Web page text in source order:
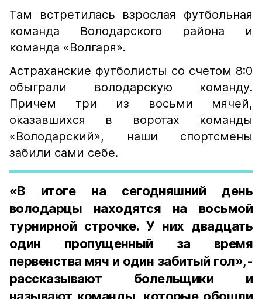
Там встретилась взрослая футбольная
команда Володарского района и
команда «Волгаря».
Астраханские футболисты со счетом 8:0
обыграли володарскую команду.
Причем три из восьми мячей,
оказавшихся в воротах команды
«Володарский», наши спортсмены
забили сами себе.
«В итоге на сегодняшний день
володарцы находятся на восьмой
турнирной строчке. У них двадцать
один пропущенный за время
первенства мяч и один забитый гол»,-
рассказывают болельщики и